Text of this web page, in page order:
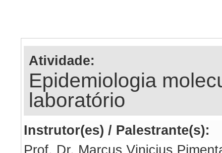
Atividade:
Epidemiologia
laboratório
Instrutor(es) / Palestrante(s):
Prof. Dr. Marcus Vinicius